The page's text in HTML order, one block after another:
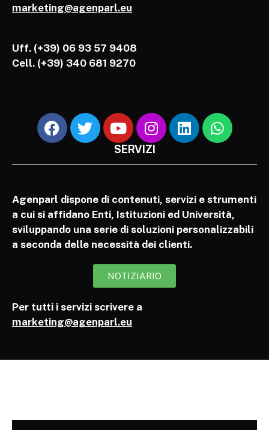
marketing@agenparl.eu
Uff. (+39) 06 93 57 9408
Cell. (+39) 340 681 9270
SERVIZI
Agenparl dispone di contenuti, servizi e strumenti
a cui si affidano Enti, Istituzioni ed Università,
sviluppando una serie di soluzioni personalizzabili
a seconda delle necessità dei clienti.
NOTIZIARIO
Per tutti i servizi scrivere a
marketing@agenparl.eu